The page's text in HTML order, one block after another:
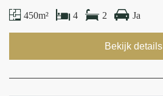
450 m² 4 2 Ja
Bekijk details